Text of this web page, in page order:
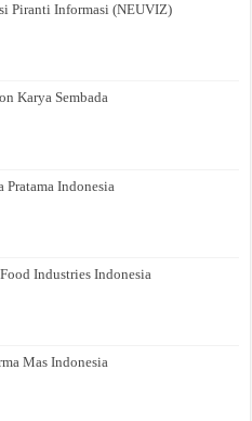
Piranti Informasi (NEUVIZ)
Karya Sembada
Pratama Indonesia
Industries Indonesia
Mas Indonesia